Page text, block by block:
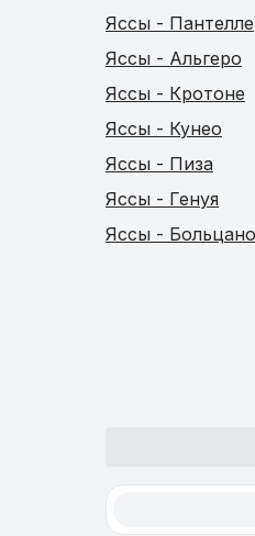
Яссы -
Яссы - Альгеро
Яссы - Кротоне
Яссы - Кунео
Яссы - Пиза
Яссы - Генуя
Яссы - Больцано